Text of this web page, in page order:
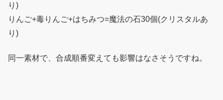
り)
りんご+毒りんご+はちみつ=魔法の石30個(クリスタルあ
り)
同一素材で、合成順番変えても影響はなさそうですね。